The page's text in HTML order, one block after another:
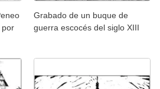
por
Grabado de un buque de
guerra escocés del siglo XIII